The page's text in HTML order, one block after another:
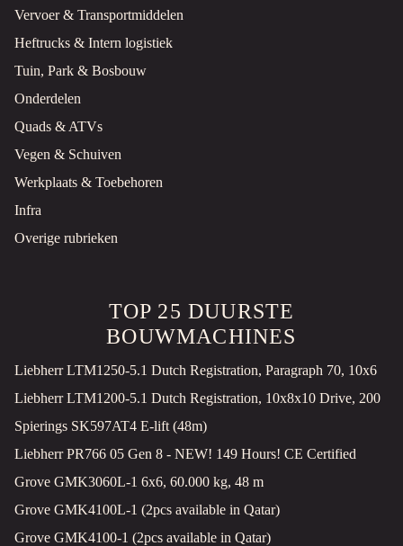
Vervoer & Transportmiddelen
Heftrucks & Intern logistiek
Tuin, Park & Bosbouw
Onderdelen
Quads & ATVs
Vegen & Schuiven
Werkplaats & Toebehoren
Infra
Overige rubrieken
TOP 25 DUURSTE
BOUWMACHINES
Liebherr LTM1250-5.1 Dutch Registration, Paragraph 70, 10x6
Liebherr LTM1200-5.1 Dutch Registration, 10x8x10 Drive, 200
Spierings SK597AT4 E-lift (48m)
Liebherr PR766 05 Gen 8 - NEW! 149 Hours! CE Certified
Grove GMK3060L-1 6x6, 60.000 kg, 48 m
Grove GMK4100L-1 (2pcs available in Qatar)
Grove GMK4100-1 (2pcs available in Qatar)